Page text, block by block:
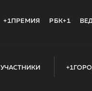
+1ПРЕМИЯ РБК+1
УЧАСТНИКИ